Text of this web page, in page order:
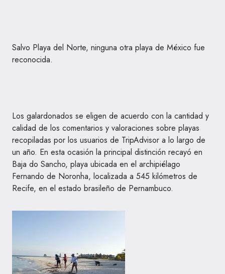
Salvo Playa del Norte, ninguna otra playa de México fue
reconocida.
Los galardonados se eligen de acuerdo con la cantidad y
calidad de los comentarios y valoraciones sobre playas
recopiladas por los usuarios de TripAdvisor a lo largo de
un año. En esta ocasión la principal distinción recayó en
Baja do Sancho, playa ubicada en el archipiélago
Fernando de Noronha, localizada a 545 kilómetros de
Recife, en el estado brasileño de Pernambuco.